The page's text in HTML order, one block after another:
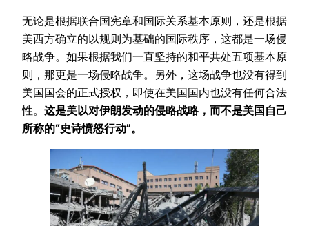
无论是根据联合国宪章和国际关系基本原则，还是根据
美西方确立的以规则为基础的国际秩序，这都是一场侵
略战争。如果根据我们一直坚持的和平共处五项基本原
则，那更是一场侵略战争。另外，这场战争也没有得到
美国国会的正式授权，即使在美国国内也没有任何合法
性。 这是美以对伊朗发动的侵略战略，而不是美国自己
所称的“史诗愤怒行动”。